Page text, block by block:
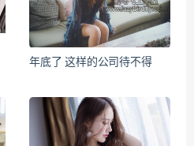
年底了 这样的公司待不得